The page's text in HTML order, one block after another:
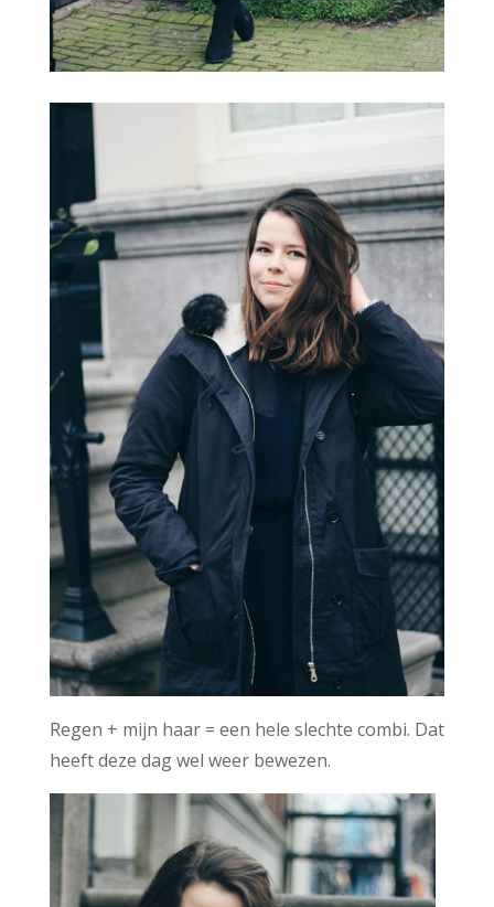
Regen + mijn haar = een hele slechte combi. Dat
heeft deze dag wel weer bewezen.